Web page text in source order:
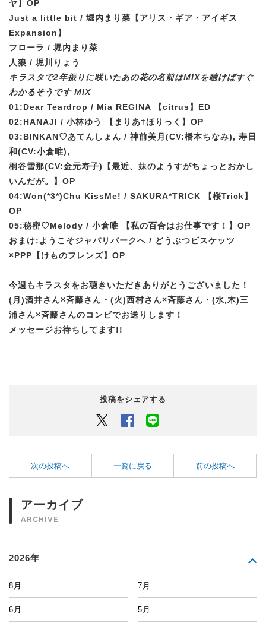
ヤ】OP
Just a little bit / 堀内まり菜 【アリス・ギア・アイギス
Expansion】
フローラ / 堀内まり菜
人狼 / 堀川りょう
キラスタで2年振りに咲いたあの花の名前はMIXを聴けばすぐ
わかるそうです MIX
01:Dear Teardrop / Mia REGINA 【citrus】ED
02:HANAJI / 小林ゆう 【まりあ†ほりっく】OP
03:BINKAN♡あてんしょん / 神前美月(CV:橋本ちなみ), 寿日
和(CV:小倉唯),
桐谷雪那(CV:金元寿子)【最近、妹のようすがちょっとおかし
いんだが。】OP
04:Won(*3*)Chu KissMe! / SAKURA*TRICK 【桜Trick】
OP
05:秘密♡Melody / 小倉唯 【私の百合はお仕事です！】OP
おまけ: ようこそジャパリパークへ / どうぶつビスケッツ
×PPP 【けものフレンズ】OP
今週もキラスタをお聴きいただきありがとうございました！
(月)酒井さん×斉藤さん・(火)西村さん×斉藤さん・(水,木)三
浦さん×斉藤さんのコンビでお送りします！
メッセージお待ちしてます!!
投稿をシェアする
Twitter Facebook
次の投稿へ 一覧に戻る 前の投稿へ
アーカイブ
ARCHIVE
2026年
8月 7月
6月 5月